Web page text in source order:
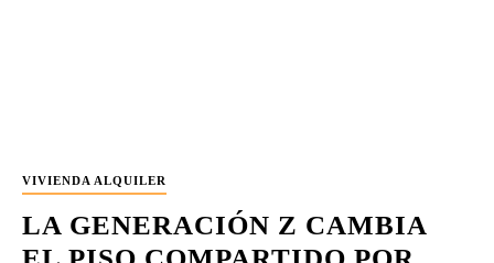
VIVIENDA ALQUILER
LA GENERACIÓN Z CAMBIA